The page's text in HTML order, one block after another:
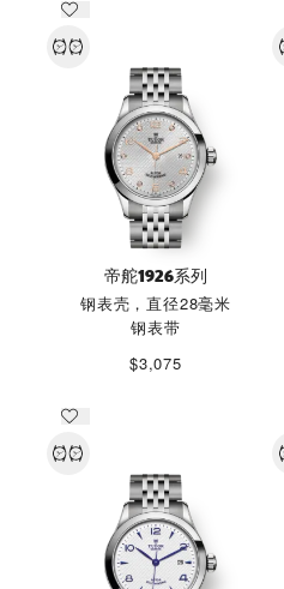
帝舵1926系列
钢表壳，直径28毫米
钢表带
$3,075